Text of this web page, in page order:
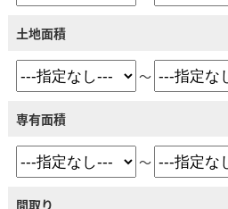
土地面積
～
専有面積
～
間取り